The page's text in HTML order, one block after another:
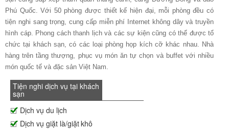
Phú Quốc. Với 50 phòng được thiết kế hiện đại, mỗi phòng đều có
tiện nghi sang trọng, cung cấp miễn phí Internet không dây và truyền
hình cáp. Phong cách thanh lịch và các sự kiện cũng có thể được tổ
chức tại khách sạn, có các loại phòng họp kích cỡ khác nhau. Nhà
hàng trên tầng thượng, phục vụ món ăn tự chọn và buffet với nhiều
món quốc tế và đặc sản Việt Nam.
Tiện nghi dịch vụ tại khách
sạn
Dịch vụ du lịch
Dịch vụ giặt là/giặt khô